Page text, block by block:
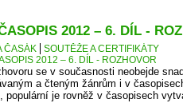
2012 – 6. DÍL -
ČASÁK
SOUTĚŽE A CERTIFIKÁTY
2012 – 6. DÍL - ROZHOVOR
se v současnosti neobejde
a čteným žánrům i v
populární je rovněž v časopisech